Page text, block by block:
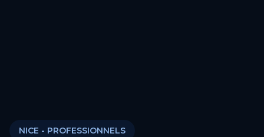
NICE - PROFESSIONNELS